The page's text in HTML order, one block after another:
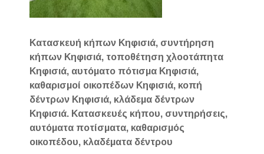
Κατασκευή κήπων Κηφισιά, συντήρηση
κήπων Κηφισιά, τοποθέτηση χλοοτάπητα
Κηφισιά, αυτόματο πότισμα Κηφισιά,
καθαρισμοί οικοπέδων Κηφισιά, κοπή
δέντρων Κηφισιά, κλάδεμα δέντρων
Κηφισιά. Κατασκευές κήπου, συντηρήσεις,
αυτόματα ποτίσματα, καθαρισμός
οικοπέδου, κλαδέματα δέντρου